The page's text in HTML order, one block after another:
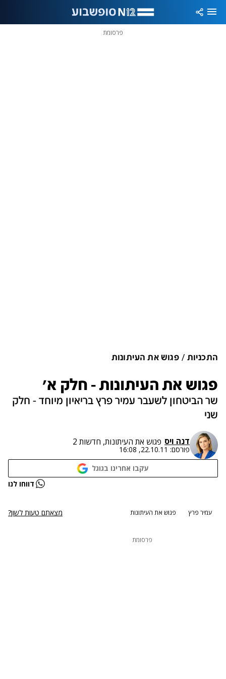
פרסומת
התכניות פגוש את העיתונות
פגוש את העיתונות - חלק א'
שר הביטחון לשעבר עמיר פרץ בריאיון מיוחד - חלק
שני
דנה ויס פגוש את העיתונות, חדשות 2
פורסם: 22.10.11, 16:08
עקבו אחרינו בגוגל
דווחו לנו
עמיר פרץ פגוש את העיתונות מצאתם טעות לשון?
פרסומת